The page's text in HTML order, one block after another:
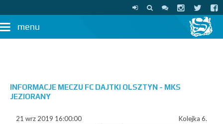
menu
INFORMACJE MECZU FC DAJTKI OLSZTYN - MKS
JEZIORANY
21 wrz 2019 16:00:00 Kolejka 6.